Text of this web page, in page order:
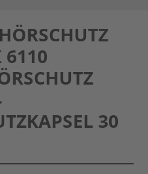
6110
30